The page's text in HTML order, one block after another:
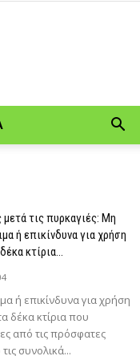
τις πυρκαγιές: Μη
ή επικίνδυνα για χρήση
κτίρια...
ή επικίνδυνα για χρήση
δέκα κτίρια που
από τις πρόσφατες
συνολικά...